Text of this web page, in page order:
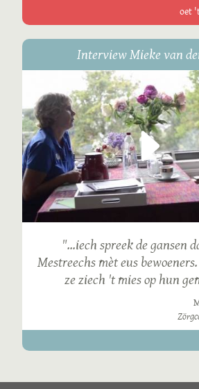
oet
Interview Mieke van
"...iech spreek de gansen
Mestreechs mèt eus
ze ziech 't mies op hun